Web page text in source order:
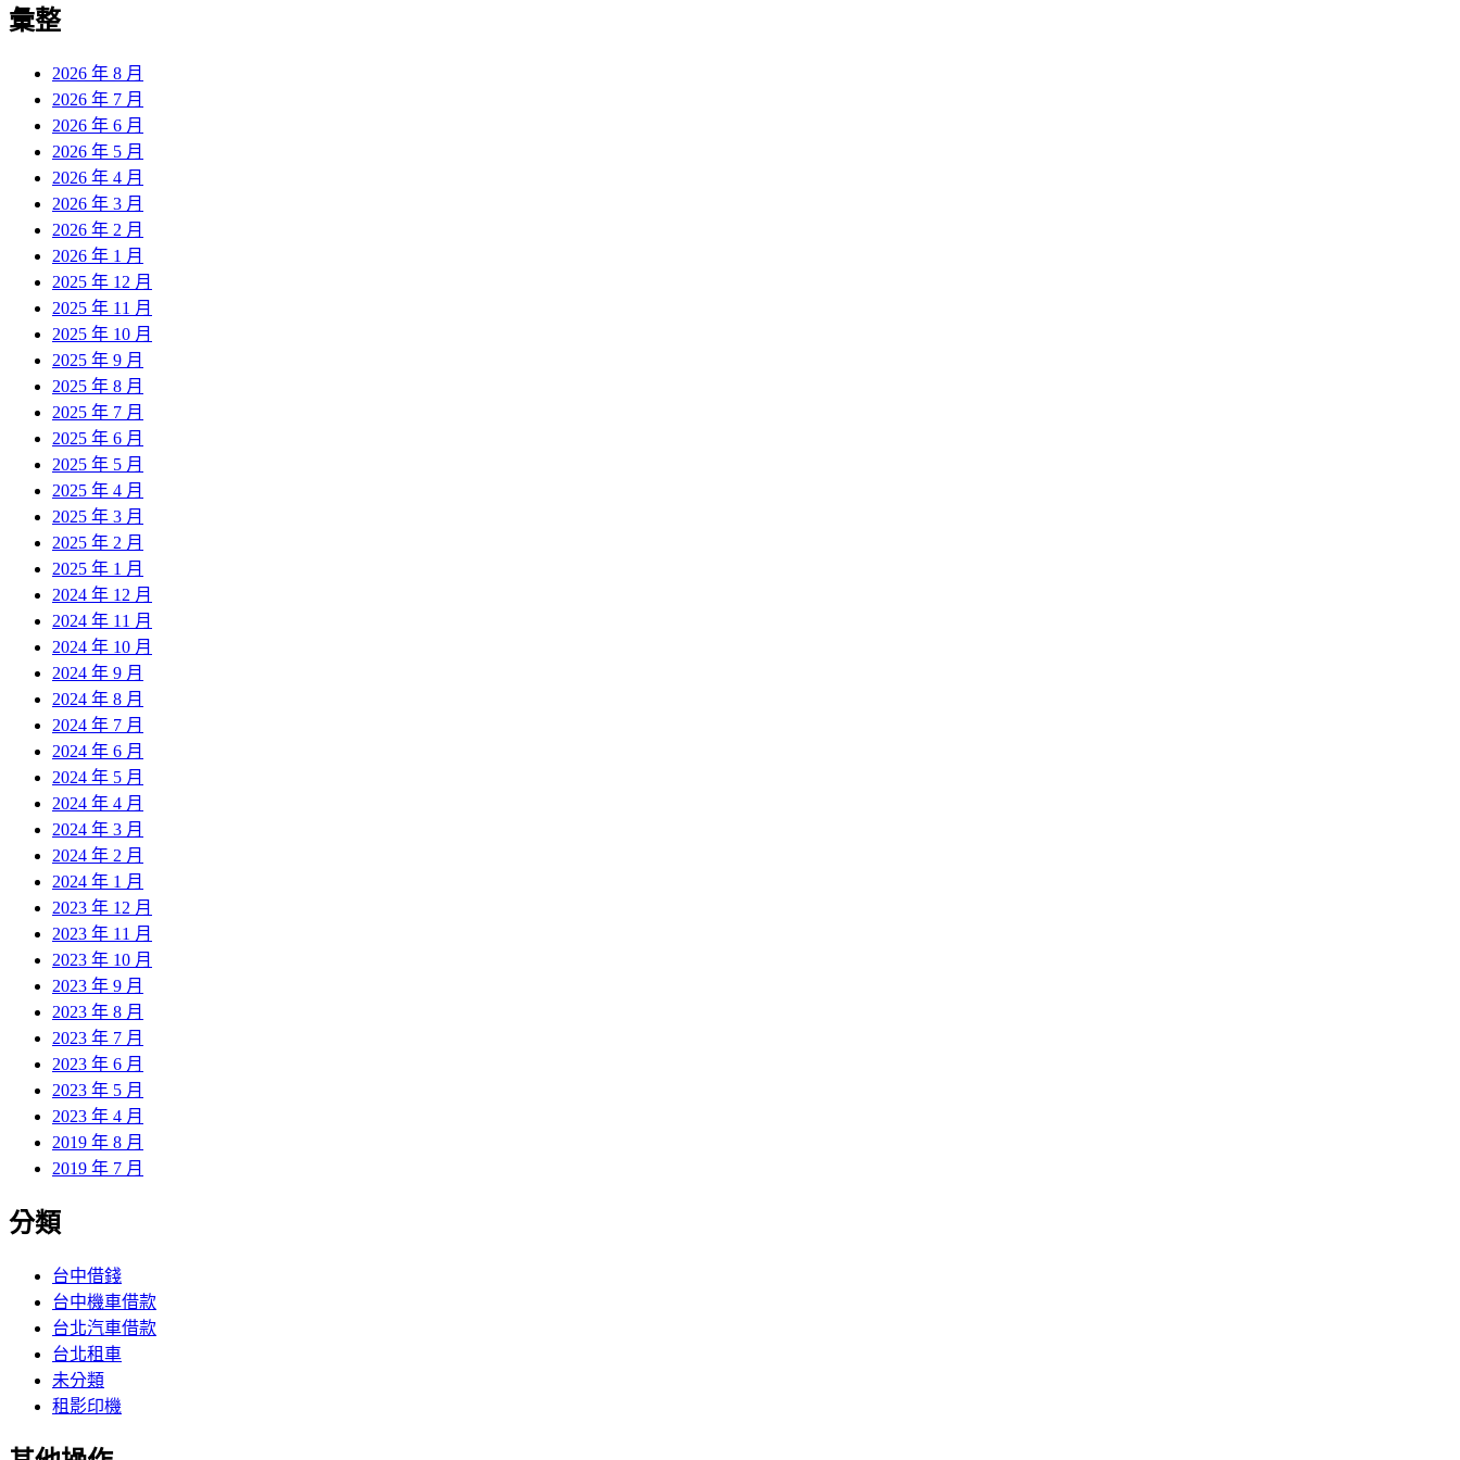
彙整
2026 年 8 月
2026 年 7 月
2026 年 6 月
2026 年 5 月
2026 年 4 月
2026 年 3 月
2026 年 2 月
2026 年 1 月
2025 年 12 月
2025 年 11 月
2025 年 10 月
2025 年 9 月
2025 年 8 月
2025 年 7 月
2025 年 6 月
2025 年 5 月
2025 年 4 月
2025 年 3 月
2025 年 2 月
2025 年 1 月
2024 年 12 月
2024 年 11 月
2024 年 10 月
2024 年 9 月
2024 年 8 月
2024 年 7 月
2024 年 6 月
2024 年 5 月
2024 年 4 月
2024 年 3 月
2024 年 2 月
2024 年 1 月
2023 年 12 月
2023 年 11 月
2023 年 10 月
2023 年 9 月
2023 年 8 月
2023 年 7 月
2023 年 6 月
2023 年 5 月
2023 年 4 月
2019 年 8 月
2019 年 7 月
分類
台中借錢
台中機車借款
台北汽車借款
台北租車
未分類
租影印機